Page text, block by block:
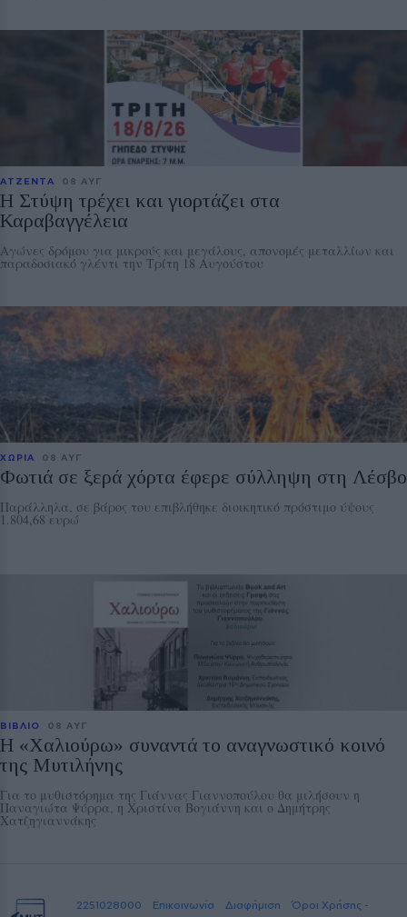
ΑΤΖΕΝΤΑ 08 ΑΥΓ
Η Στύψη τρέχει και γιορτάζει στα
Καραβαγγέλεια
Αγώνες δρόμου για μικρούς και μεγάλους, απονομές μεταλλίων και
παραδοσιακό γλέντι την Τρίτη 18 Αυγούστου
ΧΩΡΙΑ 08 ΑΥΓ
Φωτιά σε ξερά χόρτα έφερε σύλληψη στη Λέσβο
Παράλληλα, σε βάρος του επιβλήθηκε διοικητικό πρόστιμο ύψους
1.804,68 ευρώ
ΒΙΒΛΙΟ 08 ΑΥΓ
Η «Χαλιούρω» συναντά το αναγνωστικό κοινό
της Μυτιλήνης
Για το μυθιστόρημα της Γιάννας Γιαννοπούλου θα μιλήσουν η
Παναγιώτα Ψύρρα, η Χριστίνα Βογιάννη και ο Δημήτρης
Χατζηγιαννάκης
2251028000 Επικοινωνία Διαφήμιση Όροι Χρήσης -